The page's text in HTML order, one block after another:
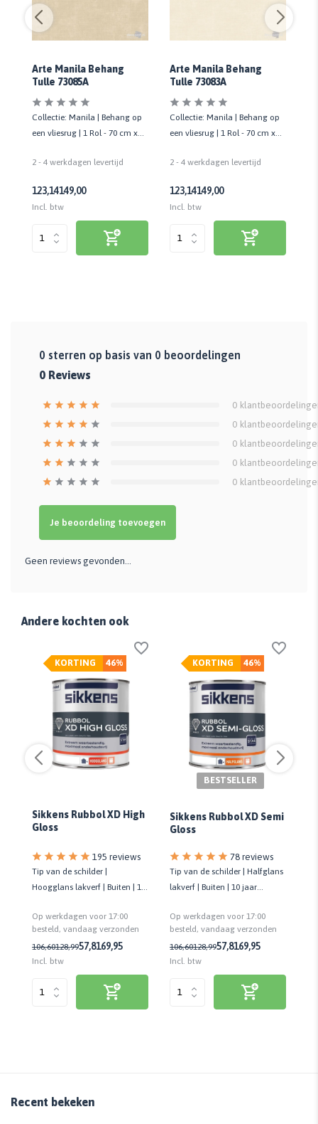
Arte Manila Behang
Tulle 73085A
Collectie: Manila | Behang op
een vliesrug | 1 Rol - 70 cm x
2 - 4 werkdagen levertijd
123,14149,00
Incl. btw
Arte Manila Behang
Tulle 73083A
Collectie: Manila | Behang op
een vliesrug | 1 Rol - 70 cm x
2 - 4 werkdagen levertijd
123,14149,00
Incl. btw
0 sterren op basis van 0 beoordelingen
0 Reviews
0
0
0
0
0
Je beoordeling toevoegen
Geen reviews gevonden...
Andere kochten ook
46%
KORTING
Sikkens Rubbol XD High
Gloss
195 reviews
Tip van de schilder |
Hoogglans lakverf | Buiten | 10
Op werkdagen voor 17:00
besteld, vandaag verzonden
106,60128,9957,8169,95
Incl. btw
46%
KORTING
BESTSELLER
Sikkens Rubbol XD Semi
Gloss
78 reviews
Tip van de schilder | Halfglans
lakverf | Buiten | 10 jaar
Op werkdagen voor 17:00
besteld, vandaag verzonden
106,60128,9957,8169,95
Incl. btw
Recent bekeken